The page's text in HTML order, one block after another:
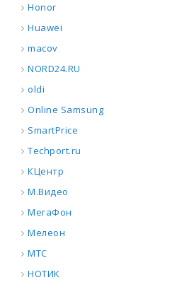
Honor
Huawei
macov
NORD24.RU
oldi
Online Samsung
SmartPrice
Techport.ru
КЦентр
М.Видео
МегаФон
Мелеон
МТС
НОТИК